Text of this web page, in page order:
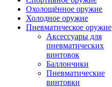
Охолощённое оружие
Холодное оружие
Пневматическое оружие
Аксессуары для
пневматических
винтовок
Баллончики
Пневматические
винтовки